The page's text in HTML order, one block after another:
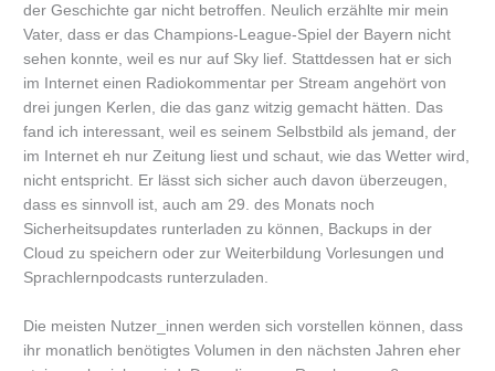
der Geschichte gar nicht betroffen. Neulich erzählte mir mein
Vater, dass er das Champions-League-Spiel der Bayern nicht
sehen konnte, weil es nur auf Sky lief. Stattdessen hat er sich
im Internet einen Radiokommentar per Stream angehört von
drei jungen Kerlen, die das ganz witzig gemacht hätten. Das
fand ich interessant, weil es seinem Selbstbild als jemand, der
im Internet eh nur Zeitung liest und schaut, wie das Wetter wird,
nicht entspricht. Er lässt sich sicher auch davon überzeugen,
dass es sinnvoll ist, auch am 29. des Monats noch
Sicherheitsupdates runterladen zu können, Backups in der
Cloud zu speichern oder zur Weiterbildung Vorlesungen und
Sprachlernpodcasts runterzuladen.
Die meisten Nutzer_innen werden sich vorstellen können, dass
ihr monatlich benötigtes Volumen in den nächsten Jahren eher